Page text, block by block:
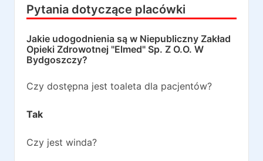
Pytania dotyczące placówki
Jakie udogodnienia są w Niepubliczny Zakład
Opieki Zdrowotnej "Elmed" Sp. Z O.O. W
Bydgoszczy?
Czy dostępna jest toaleta dla pacjentów?
Tak
Czy jest winda?